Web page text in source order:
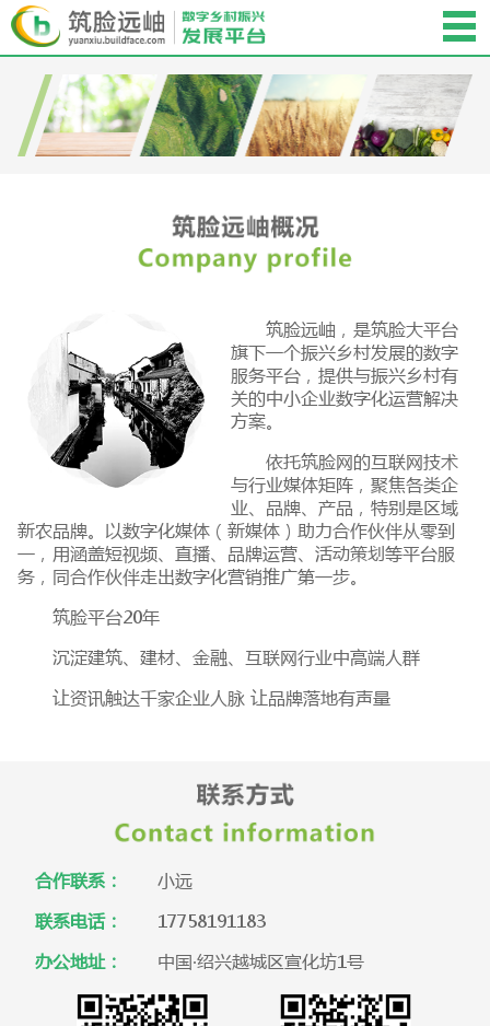
筑脸远岫，是筑脸大平台
旗下一个振兴乡村发展的数字
服务平台，提供与振兴乡村有
关的中小企业数字化运营解决
方案。
依托筑脸网的互联网技术
与行业媒体矩阵，聚焦各类企
业、品牌、产品，特别是区域
新农品牌。以数字化媒体（新媒体）助力合作伙伴从零到
一，用涵盖短视频、直播、品牌运营、活动策划等平台服
务，同合作伙伴走出数字化营销推广第一步。
筑脸平台20年
沉淀建筑、建材、金融、互联网行业中高端人群
让资讯触达千家企业人脉 让品牌落地有声量
合作联系：
小远
联系电话：
17758191183
办公地址：
中国·绍兴越城区宣化坊1号